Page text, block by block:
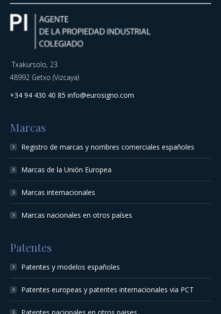
Txakursolo, 23
48992 Getxo (Vizcaya)
+34 94 430 40 85 info@eurosigno.com
Marcas
Registro de marcas y nombres comerciales españoles
Marcas de la Unión Europea
Marcas internacionales
Marcas nacionales en otros países
Patentes
Patentes y modelos españoles
Patentes europeas y patentes internacionales via PCT